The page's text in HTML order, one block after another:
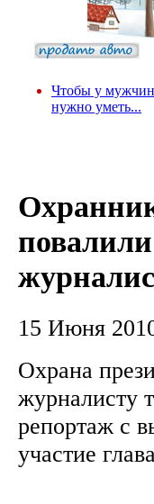
Чтобы у
нужно уметь...
15 Июня
Охрана
журналисту
репортаж с
участие